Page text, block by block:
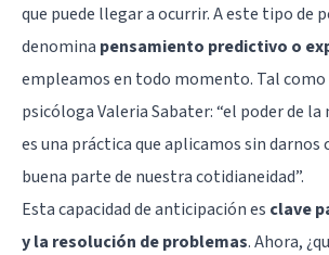
que puede llegar a ocurrir. A este tipo de
denomina pensamiento predictivo o
empleamos en todo momento. Tal como
psicóloga Valeria Sabater: “el poder de
es una práctica que aplicamos sin darnos
buena parte de nuestra cotidianeidad”.
Esta capacidad de anticipación es clave
y la resolución de problemas. Ahora,